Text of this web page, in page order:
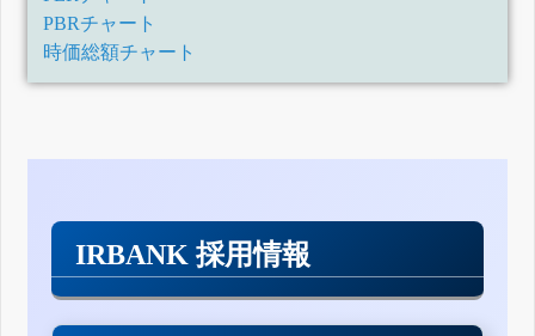
PBRチャート
時価総額チャート
IRBANK 採用情報